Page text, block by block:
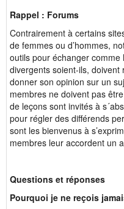
Rappel : Forums
Contrairement à certains
de femmes ou d’hommes,
outils pour échanger
divergents soient-ils,
donner son opinion sur un
membres ne doivent pas
de leçons sont invités à
pour régler des différends
sont les bienvenus à
membres leur accordent un
Questions et réponses
Pourquoi je ne reçois